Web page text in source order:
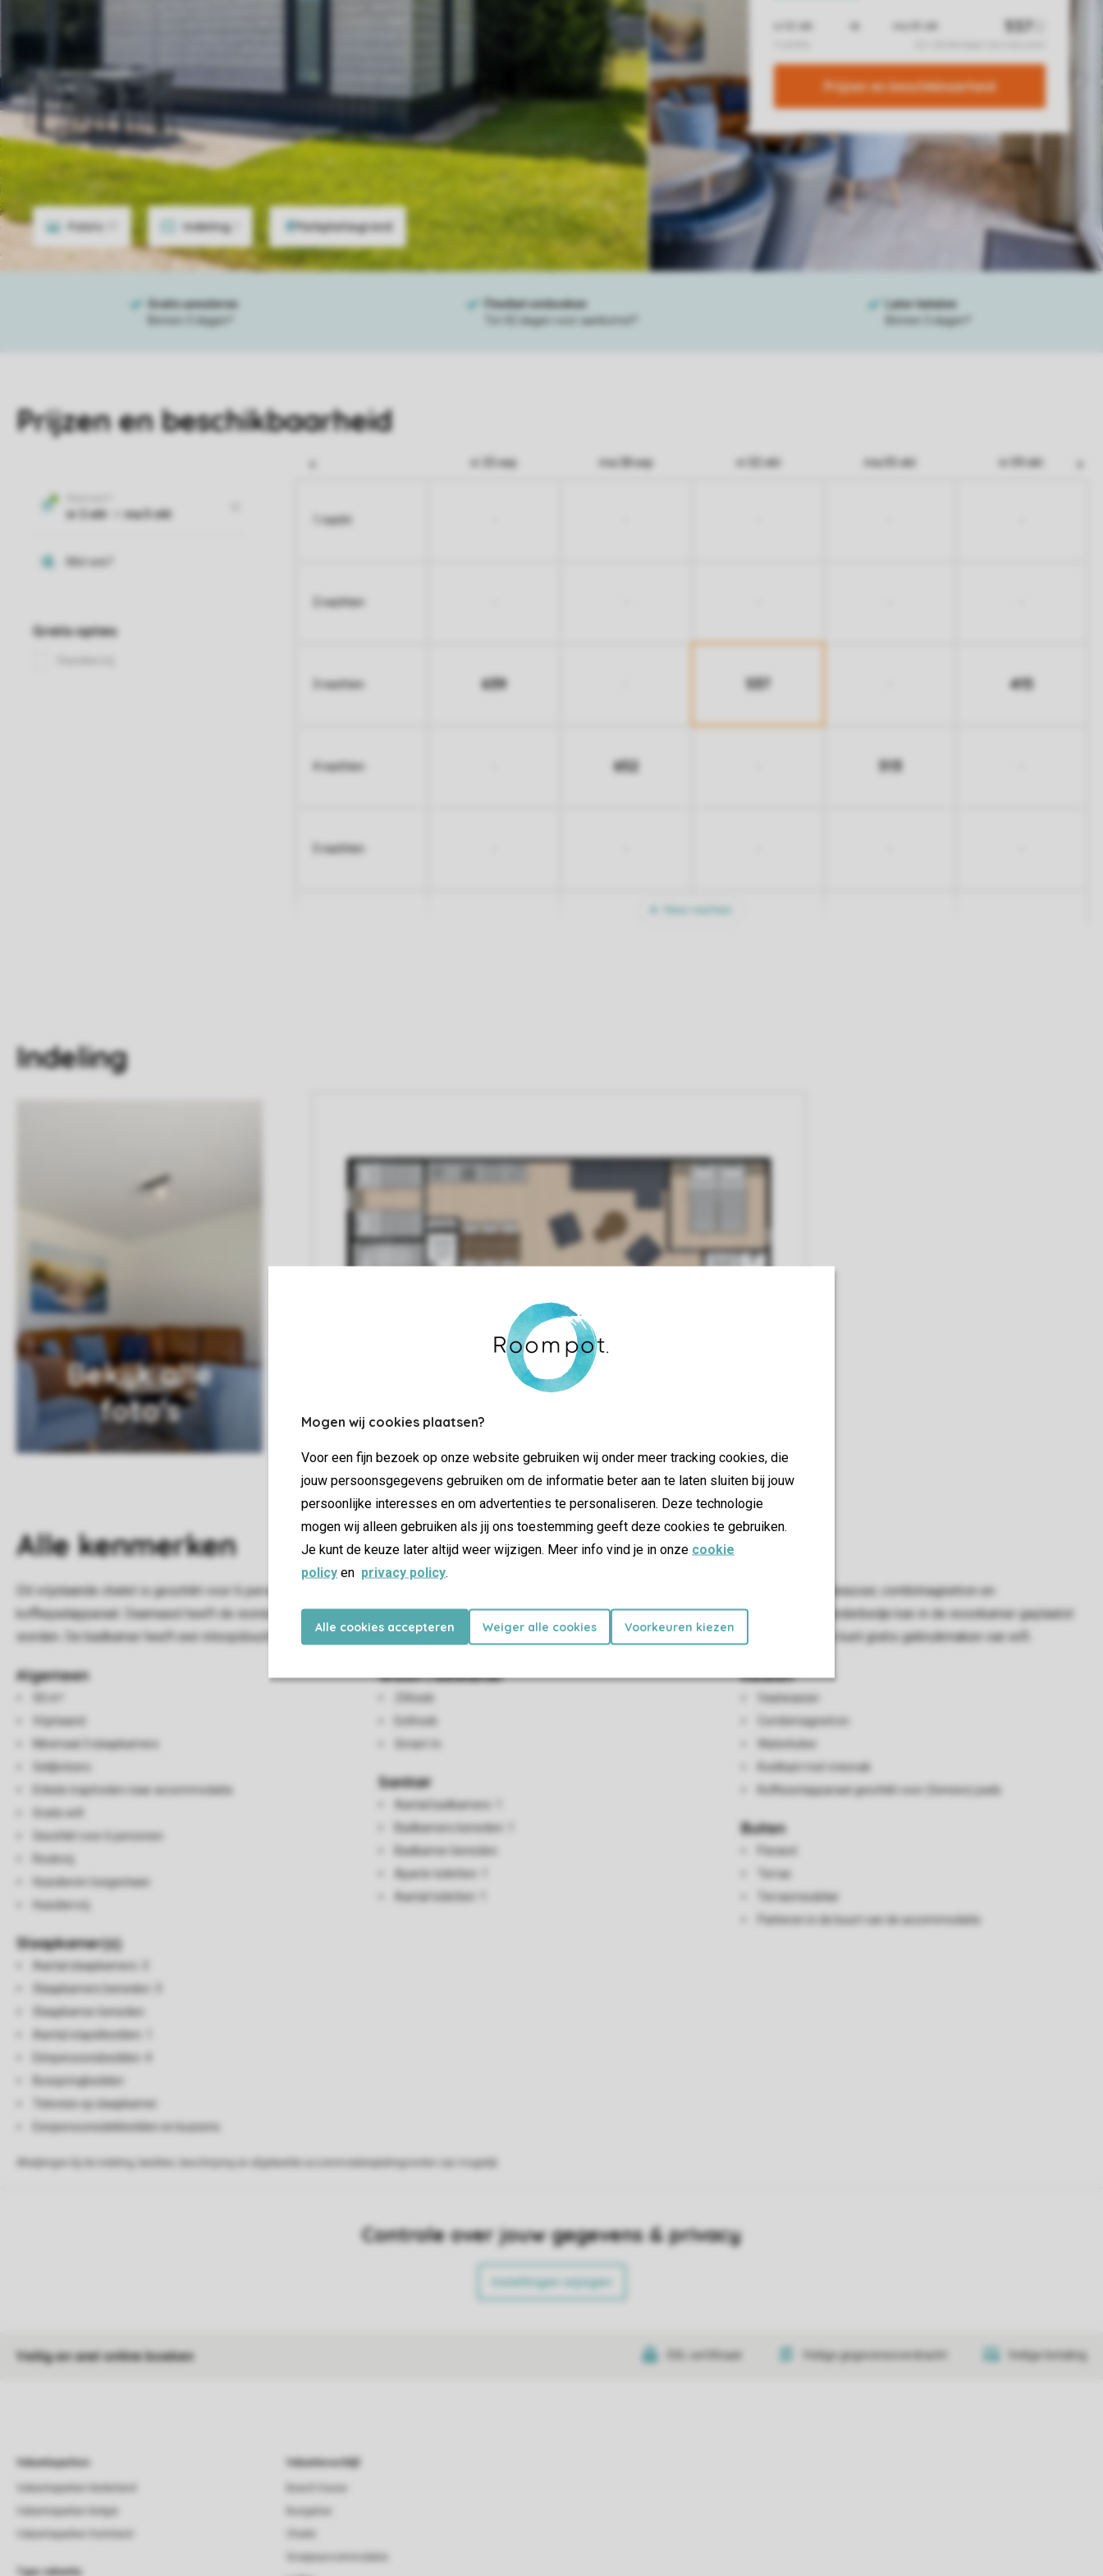
Mogen wij cookies plaatsen?
Voor een fijn bezoek op onze website gebruiken wij onder meer tracking cookies, die
jouw persoonsgegevens gebruiken om de informatie beter aan te laten sluiten bij jouw
persoonlijke interesses en om advertenties te personaliseren. Deze technologie
mogen wij alleen gebruiken als jij ons toestemming geeft deze cookies te gebruiken.
Je kunt de keuze later altijd weer wijzigen. Meer info vind je in onze cookie
policy en privacy policy.
Alle cookies accepteren Weiger alle cookies Voorkeuren kiezen
Foto's Indeling
Prijzen en beschikbaarheid
Prijzen en beschikbaarheid
vr 25 sep ma 28 sep vr 02 okt ma 05 okt vr 09 okt
1 nacht
2 nachten
3 nachten 639 537 415
4 nachten 652 513
5 nachten
Indeling
Bekijk alle
foto's
Allekenmerken
Dit vrijstaande chalet is geschikt voor 6 personen en heeft een woonkamer met zithoek en smart-tv. In de keuken vind je onder andere een vaatwasser, combimagnetron en
koffiepadapparaat. Daarnaast heeft de woning 3 slaapkamers met 2 eenpersoonsbedden en 1 slaapkamer met een stapelbed. Een eventueel kinderbedje kan in de woonkamer geplaatst
worden. De badkamer heeft een inloopdouche en een toilet. Verder is er een terras met tuinmeubilair en parkeergelegenheid nabij het chalet. Je kunt gratis gebruikmaken van wifi.
Algemeen
Vrijstaand
Minimaal 3 slaapkamers
Gelijkvloers
Enkele traptreden naar accommodatie
Gratis wifi
Geschikt voor 6 personen
Rookvrij
Huisdieren toegestaan
Huisdiervrij
Slaapkamer(s)
Aantal slaapkamers: 3
Slaapkamers beneden: 3
Slaapkamer beneden
Aantal stapelbedden: 1
Eénpersoonsbedden: 4
Boxspringbedden
Televisie op slaapkamer
Eenpersoonsdekbedden en kussens
Woon-/eetkamer
Zithoek
Eethoek
Smart-tv
Sanitair
Aantal badkamers: 1
Badkamers beneden: 1
Badkamer beneden
Aparte toiletten: 1
Aantal toiletten: 1
Keuken
Vaatwasser
Combimagnetron
Waterkoker
Koelkast met vriesvak
Koffiezetapparaat geschikt voor (Senseo) pads
Buiten
Parasol
Terras
Terrasmeubilair
Parkeren in de buurt van de accommodatie
Controle over jouw gegevens & privacy
Instellingen wijzigen
Veilig en snel online boeken SSL certificaat Veilige gegevensoverdracht Veilige betaling
Vakantieparken
Type vakantie
Vakantieverblijf